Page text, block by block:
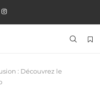
: Découvrez le